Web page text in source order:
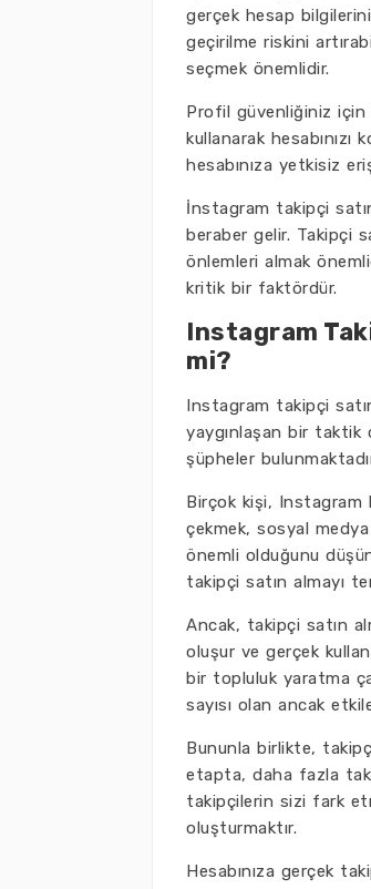
gerçek hesap
geçirilme riskini
seçmek önemlidir.
Profil güvenliğiniz için
kullanarak
hesabınıza yetkisiz
İnstagram takipçi
beraber gelir. Takipçi
önlemleri almak
kritik bir faktördür.
Instagram
mi?
Instagram takipçi
yaygınlaşan bir taktik
şüpheler
Birçok kişi, Instagram
çekmek, sosyal
önemli olduğunu
takipçi satın almayı
Ancak, takipçi satın
oluşur ve gerçek
bir topluluk yaratma
sayısı olan ancak
Bununla birlikte,
etapta, daha fazla
takipçilerin sizi fark
oluşturmaktır.
Hesabınıza gerçek